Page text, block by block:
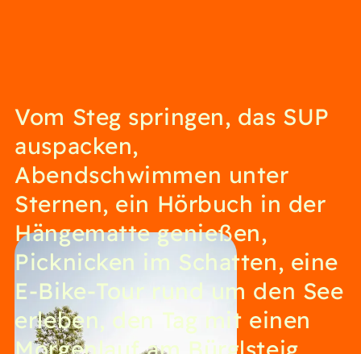
Vom Steg springen, das SUP
auspacken,
Abendschwimmen unter
Sternen, ein Hörbuch in der
Hängematte genießen,
Picknicken im Schatten, eine
E-Bike-Tour rund um den See
erleben, den Tag mit einen
Morgenlauf am Bürglsteig